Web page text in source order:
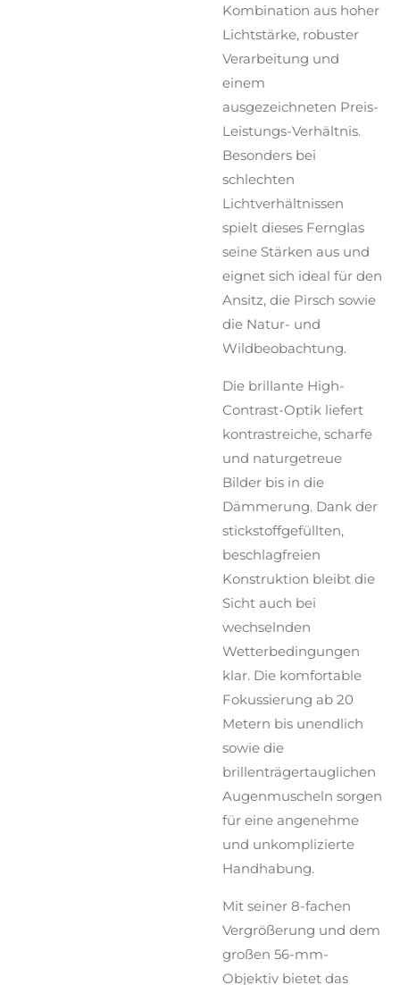
Kombination aus hoher
Lichtstärke, robuster
Verarbeitung und
einem
ausgezeichneten Preis-
Leistungs-Verhältnis.
Besonders bei
schlechten
Lichtverhältnissen
spielt dieses Fernglas
seine Stärken aus und
eignet sich ideal für den
Ansitz, die Pirsch sowie
die Natur- und
Wildbeobachtung.
Die brillante High-
Contrast-Optik liefert
kontrastreiche, scharfe
und naturgetreue
Bilder bis in die
Dämmerung. Dank der
stickstoffgefüllten,
beschlagfreien
Konstruktion bleibt die
Sicht auch bei
wechselnden
Wetterbedingungen
klar. Die komfortable
Fokussierung ab 20
Metern bis unendlich
sowie die
brillenträgertauglichen
Augenmuscheln sorgen
für eine angenehme
und unkomplizierte
Handhabung.
Mit seiner 8-fachen
Vergrößerung und dem
großen 56-mm-
Objektiv bietet das